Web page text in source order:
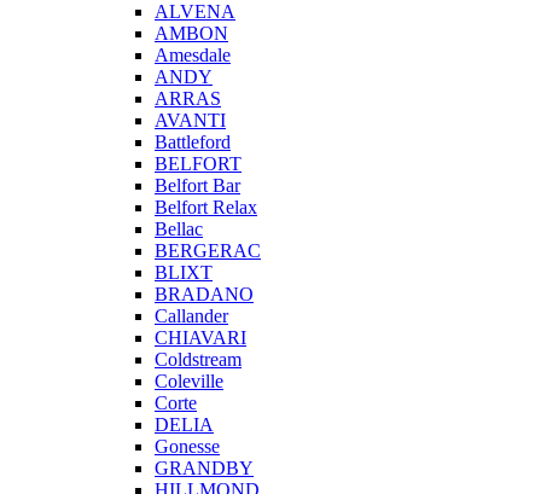
ALVENA
AMBON
Amesdale
ANDY
ARRAS
AVANTI
Battleford
BELFORT
Belfort Bar
Belfort Relax
Bellac
BERGERAC
BLIXT
BRADANO
Callander
CHIAVARI
Coldstream
Coleville
Corte
DELIA
Gonesse
GRANDBY
HILLMOND